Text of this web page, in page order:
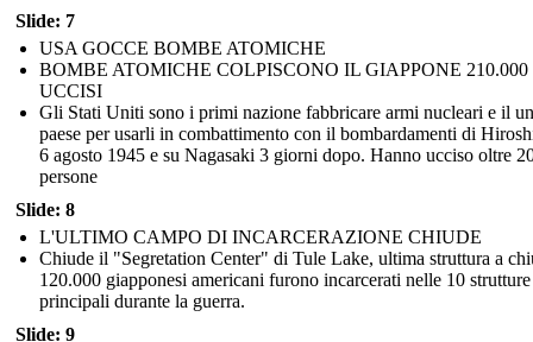
Slide: 7
USA GOCCE BOMBE ATOMICHE
BOMBE ATOMICHE COLPISCONO IL GIAPPONE 210.000
UCCISI
Gli Stati Uniti sono i primi nazione fabbricare armi nucleari e il
paese per usarli in combattimento con il bombardamenti di
6 agosto 1945 e su Nagasaki 3 giorni dopo. Hanno ucciso oltre
persone
Slide: 8
L'ULTIMO CAMPO DI INCARCERAZIONE CHIUDE
Chiude il "Segretation Center" di Tule Lake, ultima struttura a
120.000 giapponesi americani furono incarcerati nelle 10 strutture
principali durante la guerra.
Slide: 9